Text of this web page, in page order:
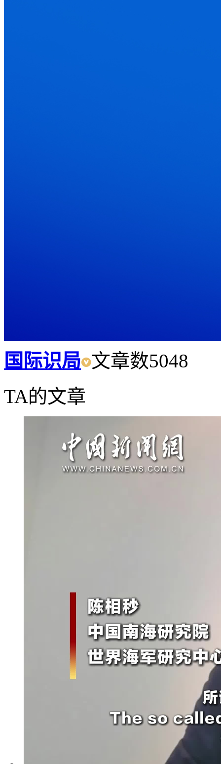
国际识局 文章数5048
TA的文章